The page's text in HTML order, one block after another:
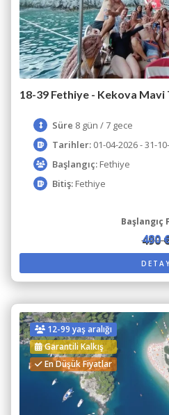
18-39 Fethiye - Kekova Mavi
Süre 8 gün / 7 gece
Tarihler: 01-04-2026 - 31-
Başlangıç: Fethiye
Bitiş: Fethiye
Başlangıç
490
480
12-99 yaş aralığı
Garantili Kalkış
En Düşük Fiyatlar